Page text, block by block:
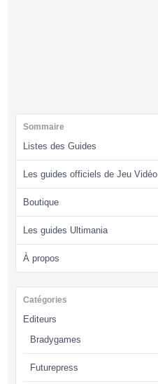
Sommaire
Listes des Guides
Les guides officiels de Jeu Vidéo
Boutique
Les guides Ultimania
À propos
Catégories
Editeurs
Bradygames
Futurepress